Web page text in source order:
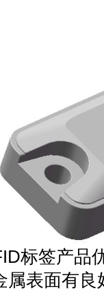
标签产品
表面有良